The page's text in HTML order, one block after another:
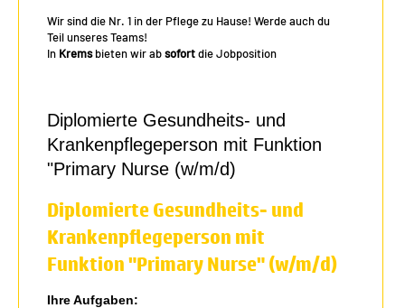
Wir sind die Nr. 1 in der Pflege zu Hause! Werde auch du
Teil unseres Teams!
In Kremsbieten wir absofortdie Jobposition
Diplomierte Gesundheits- und
Krankenpflegeperson mit Funktion
"Primary Nurse (w/m/d)
Diplomierte Gesundheits- und
Krankenpflegeperson mit
Funktion "Primary Nurse" (w/m/d)
Ihre Aufgaben: